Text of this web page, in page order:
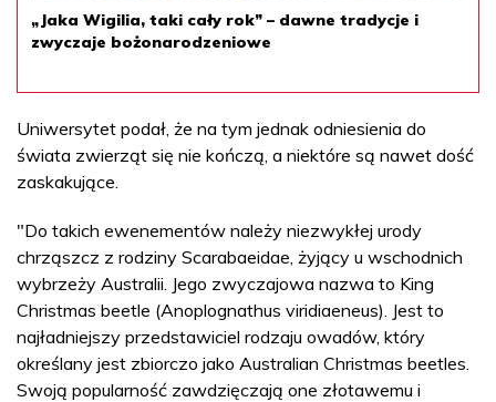
„Jaka Wigilia, taki cały rok” – dawne tradycje i
zwyczaje bożonarodzeniowe
Uniwersytet podał, że na tym jednak odniesienia do
świata zwierząt się nie kończą, a niektóre są nawet dość
zaskakujące.
"Do takich ewenementów należy niezwykłej urody
chrząszcz z rodziny Scarabaeidae, żyjący u wschodnich
wybrzeży Australii. Jego zwyczajowa nazwa to King
Christmas beetle (Anoplognathus viridiaeneus). Jest to
najładniejszy przedstawiciel rodzaju owadów, który
określany jest zbiorczo jako Australian Christmas beetles.
Swoją popularność zawdzięczają one złotawemu i